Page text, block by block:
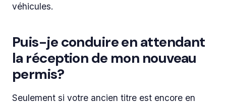
véhicules.
Puis-je conduire en attendant
la réception de mon nouveau
permis?
Seulement si votre ancien titre est encore en